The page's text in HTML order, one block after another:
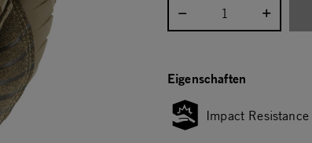
Menge auswählen:
Eigenschaften
Impact Resistance